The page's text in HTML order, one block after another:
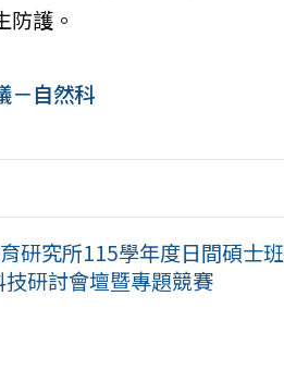
防護。
－自然科
研究所115學年度日間碩士
研討會壇暨專題競賽